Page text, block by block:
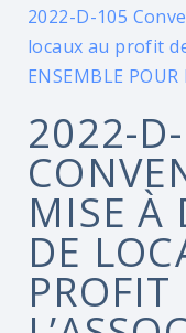
2022-D-105
locaux au profit
ENSEMBLE POUR
2022-
MISE À
DE
PROFIT